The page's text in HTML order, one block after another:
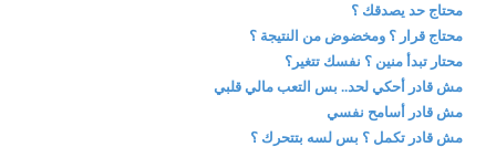
محتاج حد يصدقك ؟
محتاج قرار ؟ ومخضوض من النتيجة ؟
محتار تبدأ منين ؟ نفسك تتغير؟
مش قادر أحكي لحد.. بس التعب مالي قلبي
مش قادر أسامح نفسي
مش قادر تكمل ؟ بس لسه بتتحرك ؟